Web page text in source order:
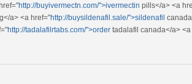
http://buyivermectn.com/">ivermectin pills</a> <a
a> <a href="http://buysildenafil.sale/">sildenafil
http://tadalafilrtabs.com/">order tadalafil canada</a> <a